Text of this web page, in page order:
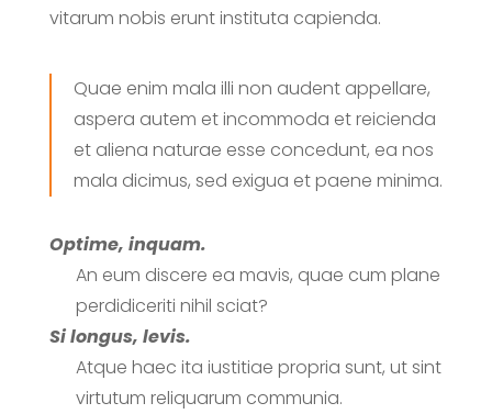
vitarum nobis erunt instituta capienda.
Quae enim mala illi non audent appellare,
aspera autem et incommoda et reicienda
et aliena naturae esse concedunt, ea nos
mala dicimus, sed exigua et paene minima.
Optime, inquam.
An eum discere ea mavis, quae cum plane
perdidiceriti nihil sciat?
Si longus, levis.
Atque haec ita iustitiae propria sunt, ut sint
virtutum reliquarum communia.